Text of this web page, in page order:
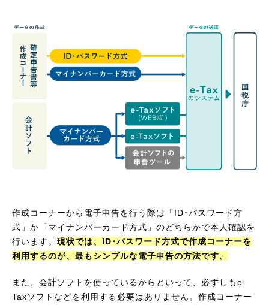
作成コーナーから電子申告を行う際は「ID･パスワード方
式」か「マイナンバーカード方式」のどちらかで本人確認を
行います。 現状では、ID･パスワード方式で作成コーナーを
利用するのが、最もシンプルな電子申告の方法です。
また、会計ソフトを使っているからといって、必ずしもe-
Taxソフトなどを利用する必要はありません。作成コーナー